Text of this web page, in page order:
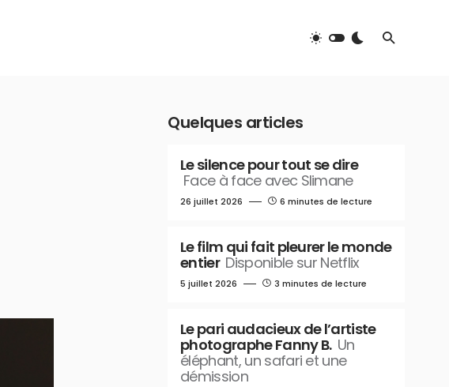
Quelques articles
Le silence pour tout se dire
Face à face avec Slimane
26 juillet 2026 6 minutes de lecture
Le film qui fait pleurer le monde
entier Disponible sur Netflix
5 juillet 2026 3 minutes de lecture
Le pari audacieux de l’artiste
photographe Fanny B. Un
éléphant, un safari et une
démission